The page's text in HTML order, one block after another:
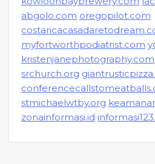
abgolo.com oregopilot.com
myfortworthpodiatrist.com
kristenjanephotography.com
srchurch.org
stmichaelwtby.org
zonainformasi.id